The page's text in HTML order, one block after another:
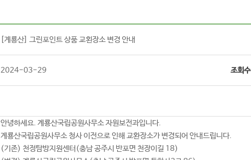
[계룡산] 그린포인트 상품 교횐장소 변경 안내
2024-03-29 조회수
안녕하세요. 계룡산국립공원사무소 자원보전과입니다.
계룡산국립공원사무소 청사 이전으로 인해 교환장소가 변경되어 안내드립니다.
(기존) 천정탐방지원센터(충남 공주시 반포면 천장이길 18)